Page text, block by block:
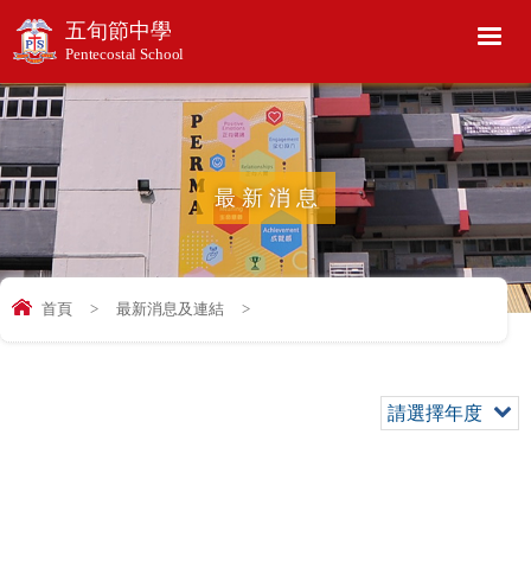
五旬節中學
Pentecostal School
最新消息
首頁 > 最新消息及連結 >
請選擇年度